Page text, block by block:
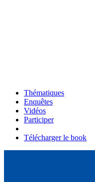
Thématiques
Enquêtes
Vidéos
Participer
Télécharger le book